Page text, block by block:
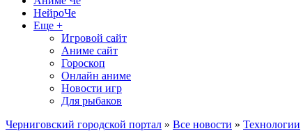
НейроЧе
Еще +
Игровой сайт
Аниме сайт
Гороскоп
Онлайн аниме
Новости игр
Для рыбаков
Черниговский городской портал » Все новости » Технологии